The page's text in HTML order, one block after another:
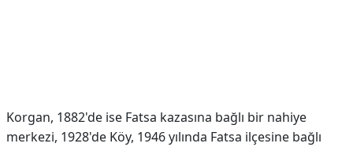
Korgan, 1882'de ise Fatsa kazasına bağlı bir nahiye
merkezi, 1928'de Köy, 1946 yılında Fatsa ilçesine bağlı